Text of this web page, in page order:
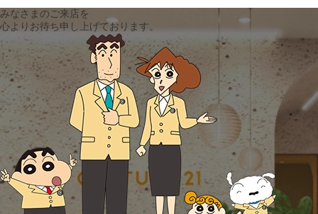
みなさまのご来店を
心よりお待ち申し上げております。